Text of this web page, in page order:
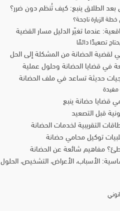
بعد الطلاق ينبع: كيف تُنظم دون ضرر؟
الزيارة ناجحة؟
عندما تغيّر الدليل مسار القضية
يحتاج تصعيدًا دائمًا
لقضية الحضانة من المشكلة إلى الحل
في قضايا الحضانة وحلول عملية
حديثة تساعد في ملف الحضانة
مفيدة
قضايا حضانة ينبع
قبل التصعيد
التقريبية لخدمات الحضانة
توكيل محامي حضانة
مفاهيم شائعة عن الحضانة
الأسباب، الأعراض، التشخيص، الحلول